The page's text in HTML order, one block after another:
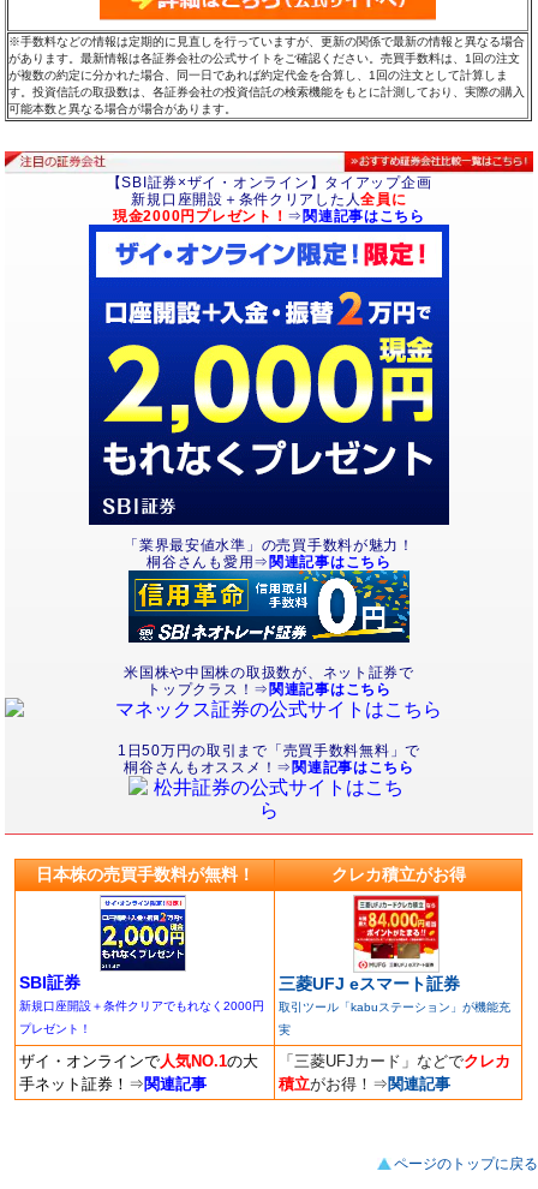
※手数料などの情報は定期的に見直しを行っていますが、更新の関係で最新の情報と異なる場合
があります。最新情報は各証券会社の公式サイトをご確認ください。売買手数料は、1回の注文
が複数の約定に分かれた場合、同一日であれば約定代金を合算し、1回の注文として計算しま
す。投資信託の取扱数は、各証券会社の投資信託の検索機能をもとに計測しており、実際の購入
可能本数と異なる場合が場合があります。
【SBI証券×ザイ・オンライン】タイアップ企画
新規口座開設＋条件クリアした人全員に
現金2000円プレゼント！ ⇒ 関連記事はこちら
「業界最安値水準」の売買手数料が魅力！
桐谷さんも愛用⇒ 関連記事はこちら
米国株や中国株の取扱数が、ネット証券で
トップクラス！⇒ 関連記事はこちら
1日50万円の取引まで「売買手数料無料」で
桐谷さんもオススメ！⇒ 関連記事はこちら
日本株の売買手数料が無料！ クレカ積立がお得
SBI証券
新規口座開設＋条件クリアでもれなく2000円
プレゼント！
三菱UFJ eスマート証券
取引ツール「kabuステーション」が機能充
実
ザイ・オンラインで 人気NO.1の大
手ネット証券！ ⇒ 関連記事
「三菱UFJカード」などでクレカ
積立がお得！ ⇒ 関連記事
ページのトップに戻る